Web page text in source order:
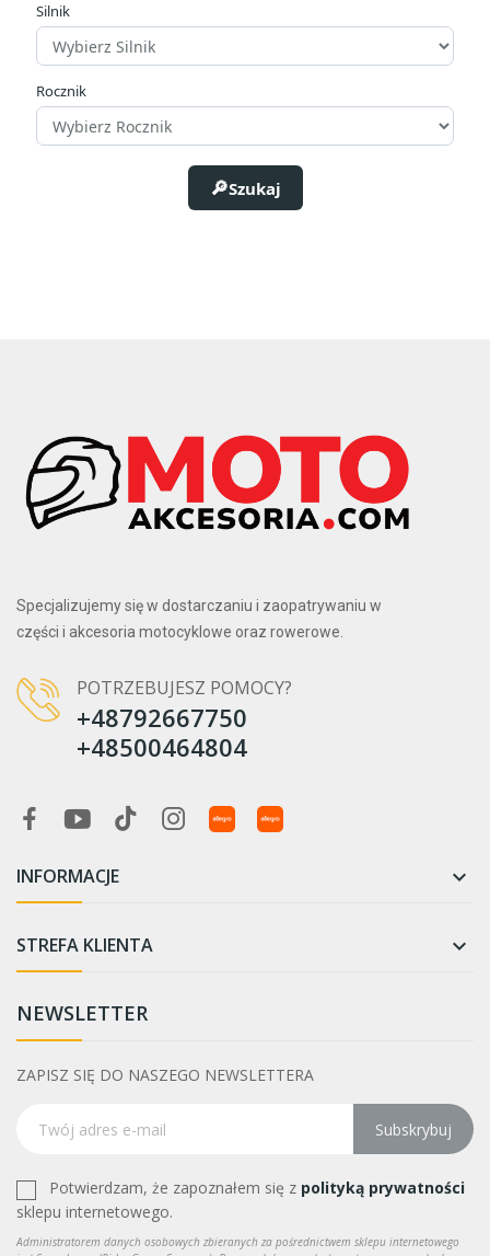
Silnik
Rocznik
Szukaj
Specjalizujemy się w dostarczaniu i zaopatrywaniu w
części i akcesoria motocyklowe oraz rowerowe.
POTRZEBUJESZ POMOCY?
+48792667750
+48500464804
INFORMACJE 
STREFA KLIENTA 
NEWSLETTER
ZAPISZ SIĘ DO NASZEGO NEWSLETTERA
Subskrybuj
Potwierdzam, że zapoznałem się z polityką prywatności
sklepu internetowego.
Administratorem danych osobowych zbieranych za pośrednictwem sklepu internetowego